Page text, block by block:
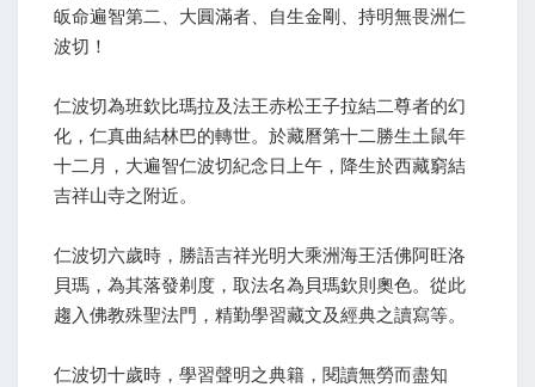
皈命遍智第二、大圓滿者、自生金剛、持明無畏洲仁
波切！
仁波切為班欽比瑪拉及法王赤松王子拉結二尊者的幻
化，仁真曲結林巴的轉世。於藏曆第十二勝生土鼠年
十二月，大遍智仁波切紀念日上午，降生於西藏窮結
吉祥山寺之附近。
仁波切六歲時，勝語吉祥光明大乘洲海王活佛阿旺洛
貝瑪，為其落發剃度，取法名為貝瑪欽則奧色。從此
趨入佛教殊聖法門，精勤學習藏文及經典之讀寫等。
仁波切十歲時，學習聲明之典籍，閱讀無勞而盡知